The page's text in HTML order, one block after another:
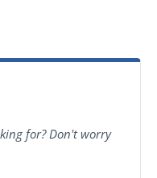
for? Don't worry